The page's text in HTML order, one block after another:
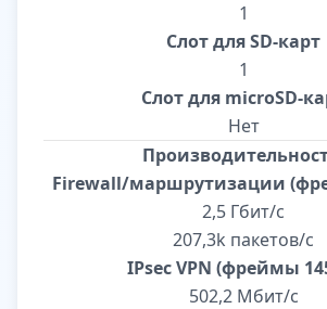
1
Слот для SD-карт
1
Слот для microSD-
Нет
Firewall/маршрутизации
2,5 Гбит/c
207,3k пакетов/с
IPsec VPN (фреймы
502,2 Мбит/с